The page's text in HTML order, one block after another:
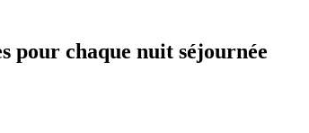
pour chaque nuit séjournée